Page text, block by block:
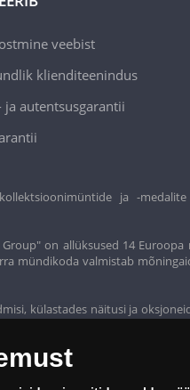
veebist
klienditeenindus
ja autentsusgarantii
ja -
on allüksused 14
mündikoda valmistab
külastades näitusi ja